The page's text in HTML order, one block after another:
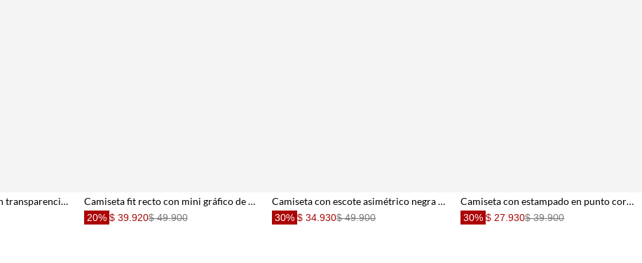
Camiseta manga sisa con transparencia crudo para mujer Camiseta fit recto con mini gráfico de sol en algodón blanco para mujer
20% $ 39.920$ 49.900
Camiseta con escote asimétrico negra para mujer
30% $ 34.930$ 49.900
Camiseta con estampado en punto corazón crudo de silueta ajustada para mujer
30% $ 27.930$ 39.900